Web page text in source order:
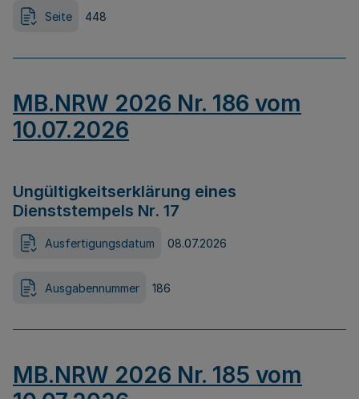
Seite 448
MB.NRW 2026 Nr. 186 vom
10.07.2026
Ungültigkeitserklärung eines
Dienststempels Nr. 17
Ausfertigungsdatum 08.07.2026
Ausgabennummer 186
MB.NRW 2026 Nr. 185 vom